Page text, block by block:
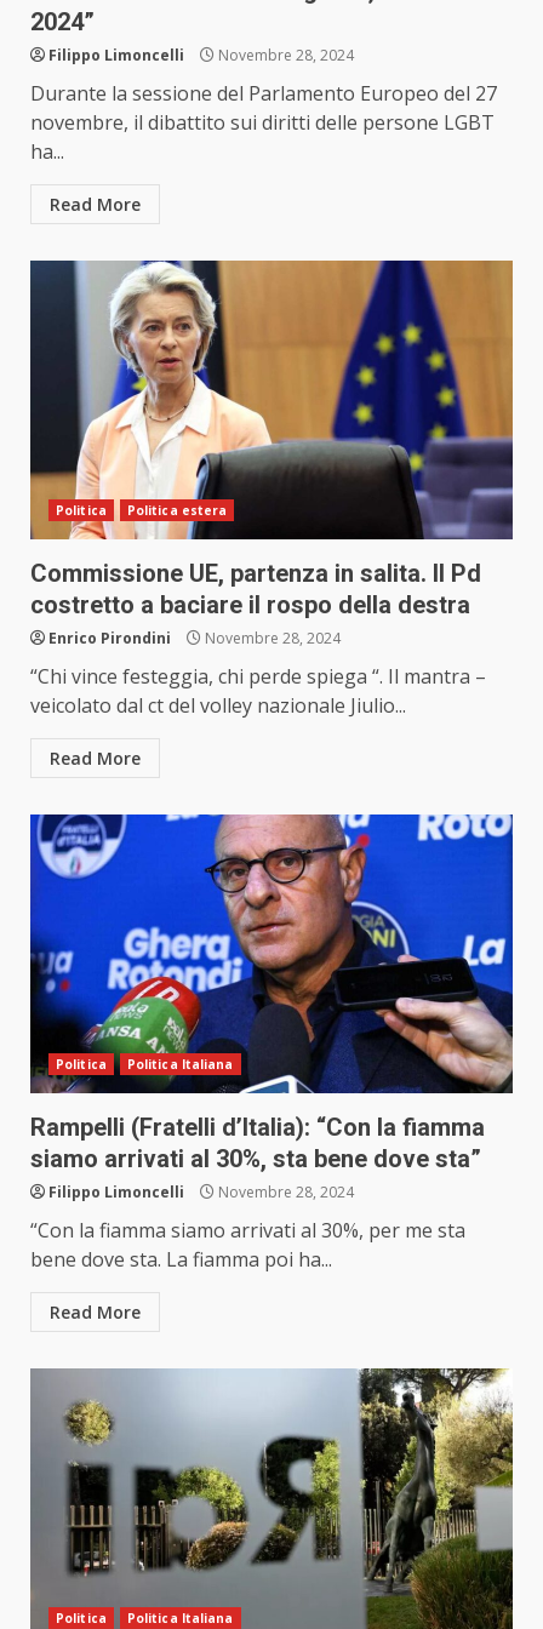
2024”
Filippo Limoncelli Novembre 28, 2024
Durante la sessione del Parlamento Europeo del 27
novembre, il dibattito sui diritti delle persone LGBT
ha...
Read More
Politica Politica estera
Commissione UE, partenza in salita. Il Pd
costretto a baciare il rospo della destra
Enrico Pirondini Novembre 28, 2024
“Chi vince festeggia, chi perde spiega “. Il mantra –
veicolato dal ct del volley nazionale Jiulio...
Read More
Politica Politica Italiana
Rampelli (Fratelli d’Italia): “Con la fiamma
siamo arrivati al 30%, sta bene dove sta”
Filippo Limoncelli Novembre 28, 2024
“Con la fiamma siamo arrivati al 30%, per me sta
bene dove sta. La fiamma poi ha...
Read More
Politica Politica Italiana